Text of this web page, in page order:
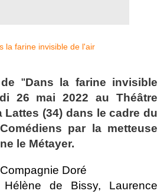
"Dans la farine invisible
26 mai 2022 au Théâtre
(34) dans le cadre du
par la metteuse
le Métayer.
Doré
Hélène de Bissy, Laurence